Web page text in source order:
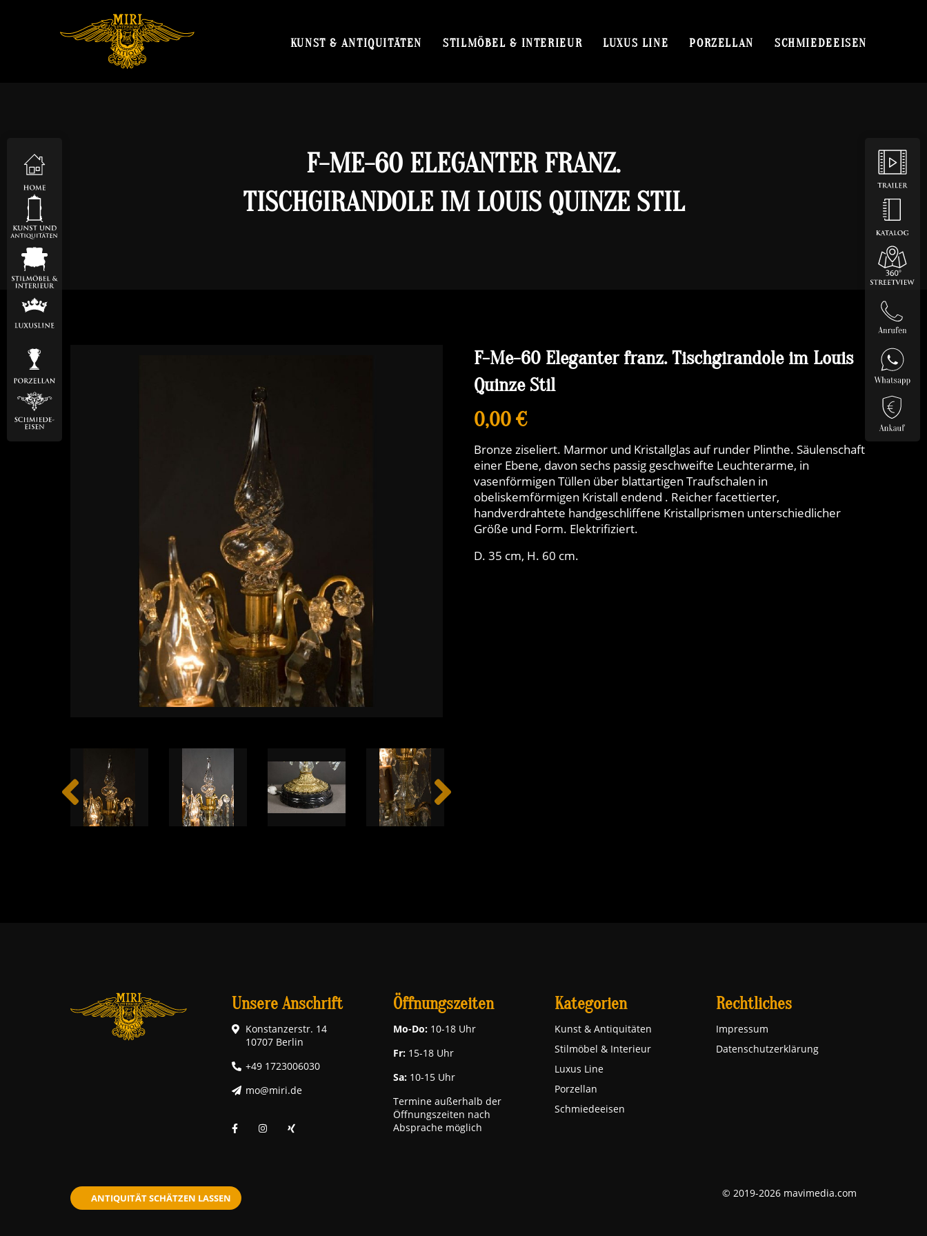
KUNST & ANTIQUITÄTEN STILMÖBEL & INTERIEUR LUXUS LINE PORZELLAN SCHMIEDEEISEN
F-ME-60 ELEGANTER FRANZ.
TISCHGIRANDOLE IM LOUIS QUINZE STIL
F-Me-60 Eleganter franz. Tischgirandole im Louis
Quinze Stil
0,00 €
Bronze ziseliert. Marmor und Kristallglas auf runder Plinthe. Säulenschaft
einer Ebene, davon sechs passig geschweifte Leuchterarme, in
vasenförmigen Tüllen über blattartigen Traufschalen in
obeliskemförmigen Kristall endend . Reicher facettierter,
handverdrahtete handgeschliffene Kristallprismen unterschiedlicher
Größe und Form. Elektrifiziert.
D. 35 cm, H. 60 cm.
Unsere Anschrift
Konstanzerstr. 14
10707 Berlin
+49 1723006030
mo@miri.de
Öffnungszeiten
Mo-Do: 10-18 Uhr
Fr: 15-18 Uhr
Sa: 10-15 Uhr
Termine außerhalb der
Öffnungszeiten nach
Absprache möglich
Kategorien
Kunst & Antiquitäten
Stilmöbel & Interieur
Luxus Line
Porzellan
Schmiedeeisen
Rechtliches
Impressum
Datenschutzerklärung
ANTIQUITÄT SCHÄTZEN LASSEN © 2019-2026 mavimedia.com